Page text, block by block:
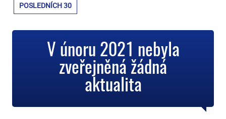
POSLEDNÍCH 30
V únoru 2021 nebyla
zveřejněná žádná
aktualita